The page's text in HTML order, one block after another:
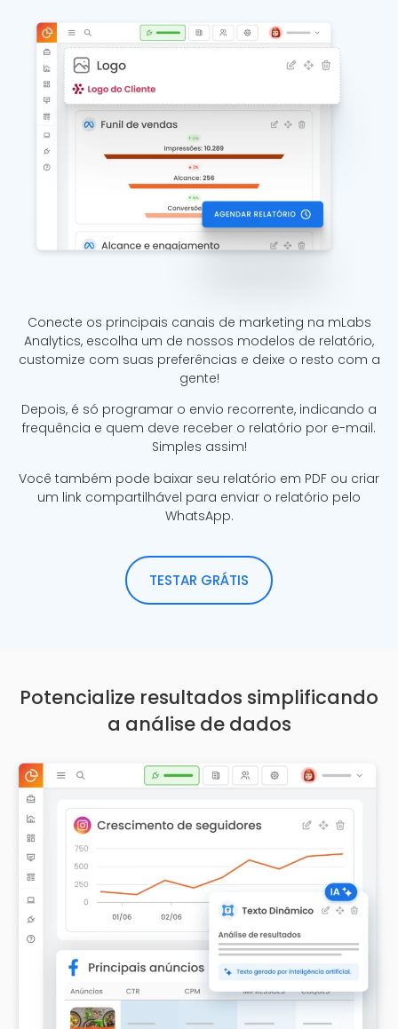
Conecte os principais canais de marketing na mLabs
Analytics, escolha um de nossos modelos de relatório,
customize com suas preferências e deixe o resto com a
gente!
Depois, é só programar o envio recorrente, indicando a
frequência e quem deve receber o relatório por e-mail.
Simples assim!
Você também pode baixar seu relatório em PDF ou criar
um link compartilhável para enviar o relatório pelo
WhatsApp.
TESTAR GRÁTIS
Potencialize resultados simplificando
a análise de dados